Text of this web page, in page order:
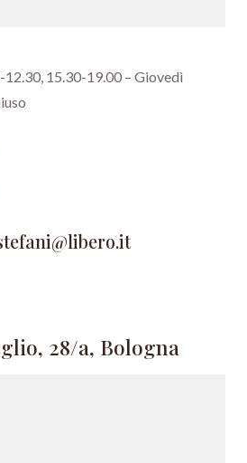
12.30, 15.30-19.00 – Giovedì
28/a, Bologna